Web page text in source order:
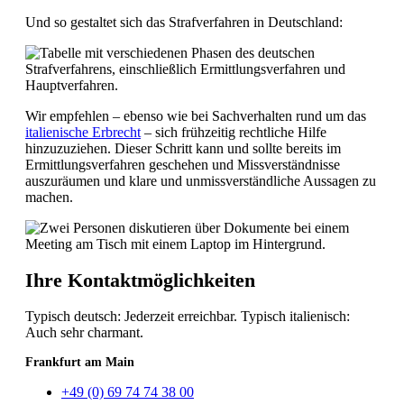
Und so gestaltet sich das Strafverfahren in Deutschland:
Wir empfehlen – ebenso wie bei Sachverhalten rund um das
italienische Erbrecht – sich frühzeitig rechtliche Hilfe
hinzuzuziehen. Dieser Schritt kann und sollte bereits im
Ermittlungsverfahren geschehen und Missverständnisse
auszuräumen und klare und unmissverständliche Aussagen zu
machen.
Ihre Kontaktmöglichkeiten
Typisch deutsch: Jederzeit erreichbar. Typisch italienisch:
Auch sehr charmant.
Frankfurt am Main
+49 (0) 69 74 74 38 00